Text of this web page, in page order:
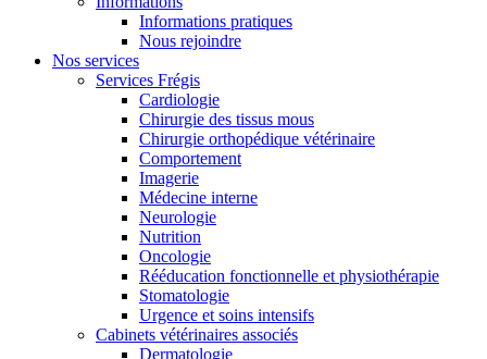
Informations pratiques
Nous rejoindre
Nos services
Services Frégis
Cardiologie
Chirurgie des tissus mous
Chirurgie orthopédique vétérinaire
Comportement
Imagerie
Médecine interne
Neurologie
Nutrition
Oncologie
Rééducation fonctionnelle et physiothérapie
Stomatologie
Urgence et soins intensifs
Cabinets vétérinaires associés
Dermatologie